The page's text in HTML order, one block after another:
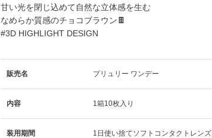
甘い光を閉じ込めて自然な立体感を生む
なめらか質感のチョコブラウン🍫
#3D HIGHLIGHT DESIGN
販売名 プリュリー ワンデー
内容 1箱10枚入り
装用期間 1日使い捨てソフトコンタクトレンズ